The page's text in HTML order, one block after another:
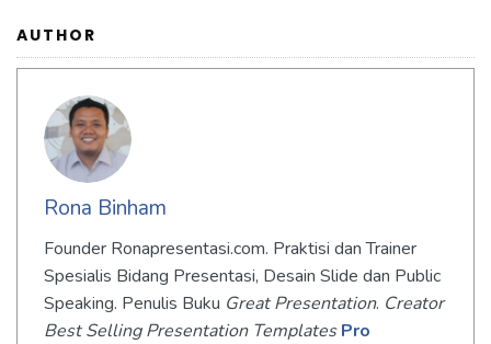
AUTHOR
Rona Binham
Founder Ronapresentasi.com. Praktisi dan Trainer
Spesialis Bidang Presentasi, Desain Slide dan Public
Speaking. Penulis Buku Great Presentation. Creator
Best Selling Presentation Templates Pro